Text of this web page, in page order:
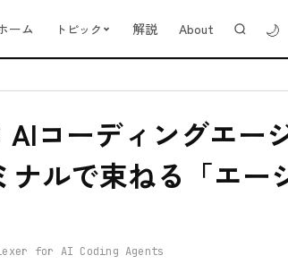
ーム トピック 解説 About 🌙
コーディングエー
ナルで束ねる「エー
for AI Coding Agents